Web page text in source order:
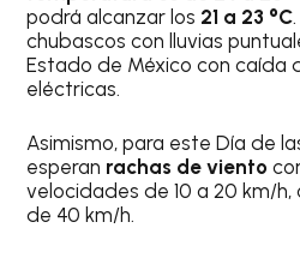
podrá alcanzar los 21 a 23 °C
chubascos con lluvias
Estado de México con caída
eléctricas.
Asimismo, para este Día de
esperan rachas de viento
velocidades de 10 a 20 km/
de 40 km/h.